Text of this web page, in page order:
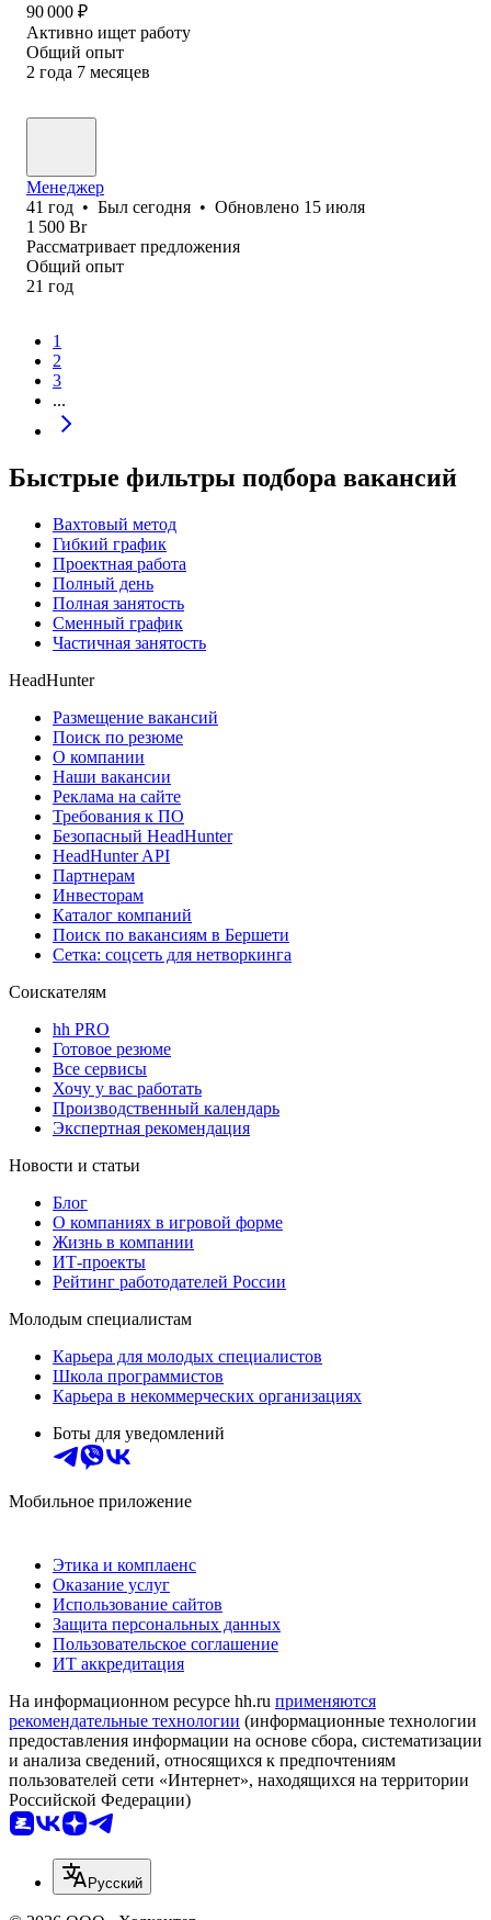
90 000 ₽
Активно ищет работу
Общий опыт
2 года 7 месяцев
Менеджер
41 год • Был сегодня • Обновлено 15 июля
1 500 Br
Рассматривает предложения
Общий опыт
21 год
1
2
3
...
Быстрые фильтры подбора вакансий
Вахтовый метод
Гибкий график
Проектная работа
Полный день
Полная занятость
Сменный график
Частичная занятость
HeadHunter
Размещение вакансий
Поиск по резюме
О компании
Наши вакансии
Реклама на сайте
Требования к ПО
Безопасный HeadHunter
HeadHunter API
Партнерам
Инвесторам
Каталог компаний
Поиск по вакансиям в Бершети
Сетка: соцсеть для нетворкинга
Соискателям
hh PRO
Готовое резюме
Все сервисы
Хочу у вас работать
Производственный календарь
Экспертная рекомендация
Новости и статьи
Блог
О компаниях в игровой форме
Жизнь в компании
ИТ-проекты
Рейтинг работодателей России
Молодым специалистам
Карьера для молодых специалистов
Школа программистов
Карьера в некоммерческих организациях
Боты для уведомлений
Мобильное приложение
Этика и комплаенс
Оказание услуг
Использование сайтов
Защита персональных данных
Пользовательское соглашение
ИТ аккредитация
На информационном ресурсе hh.ru применяются
рекомендательные технологии (информационные технологии
предоставления информации на основе сбора, систематизации
и анализа сведений, относящихся к предпочтениям
пользователей сети «Интернет», находящихся на территории
Российской Федерации)
Русский